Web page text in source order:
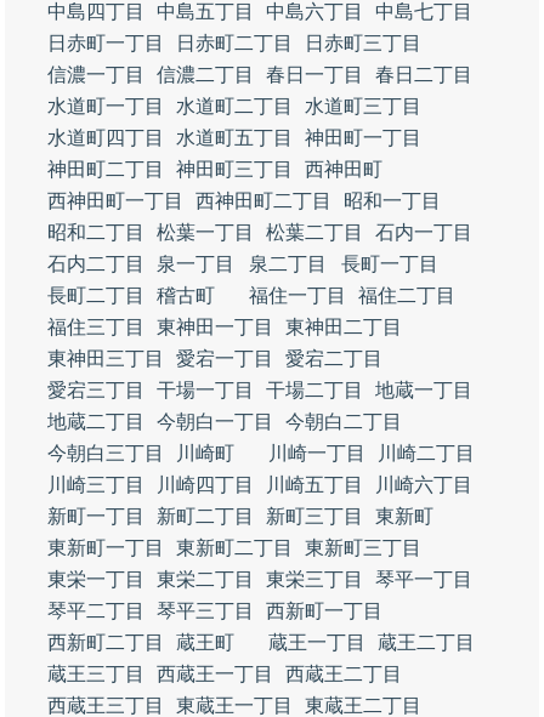
中島四丁目
中島五丁目 中島六丁目
中島七丁目
日赤町一丁目
日赤町二丁目
日赤町三丁目
信濃一丁目
信濃二丁目 春日一丁目
春日二丁目
水道町一丁目
水道町二丁目
水道町三丁目
水道町四丁目
水道町五丁目
神田町一丁目
神田町二丁目
神田町三丁目
西神田町
西神田町一丁目
西神田町二丁目
昭和一丁目
昭和二丁目
松葉一丁目 松葉二丁目
石内一丁目
石内二丁目
泉一丁目 泉二丁目
長町一丁目
長町二丁目
稽古町 福住一丁目
福住二丁目
福住三丁目
東神田一丁目
東神田二丁目
東神田三丁目
愛宕一丁目
愛宕二丁目
愛宕三丁目
干場一丁目 干場二丁目
地蔵一丁目
地蔵二丁目
今朝白一丁目
今朝白二丁目
今朝白三丁目
川崎町 川崎一丁目
川崎二丁目
川崎三丁目
川崎四丁目 川崎五丁目
川崎六丁目
新町一丁目
新町二丁目 新町三丁目
東新町
東新町一丁目
東新町二丁目
東新町三丁目
東栄一丁目
東栄二丁目 東栄三丁目
琴平一丁目
琴平二丁目
琴平三丁目
西新町一丁目
西新町二丁目
蔵王町 蔵王一丁目
蔵王二丁目
蔵王三丁目
西蔵王一丁目
西蔵王二丁目
西蔵王三丁目
東蔵王一丁目
東蔵王二丁目